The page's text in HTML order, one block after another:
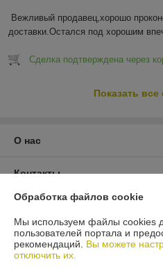
Вежливый продавец,хорошо
доставки.Остался под хорошим
Сделка подтверждена через
Показать
О нас
Контакты
Доставка и оплата
График работы
Обработка файлов cookie
Мы используем файлы cookies
пользователей портала и
рекомендаций. Вы можете
отключить их.